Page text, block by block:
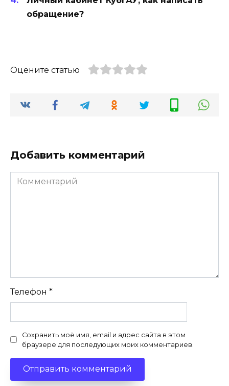
обращение?
Оцените статью
Добавить комментарий
Комментарий
Телефон *
Сохранить моё имя, email и адрес сайта в этом
браузере для последующих моих комментариев.